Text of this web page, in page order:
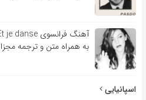
به همراه متن و ترجمه مجزا
اسپانیایی